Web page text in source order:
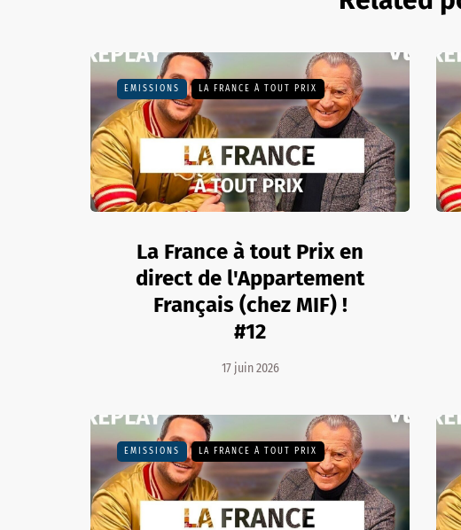
EMISSIONS LA FRANCE À TOUT PRIX
La France à tout Prix en
direct de l'Appartement
Français (chez MIF) !
#12
17 juin 2026
EMISSIONS LA FRANCE À TOUT PRIX